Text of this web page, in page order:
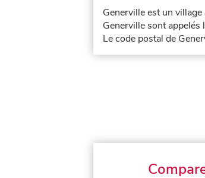
Generville est un
Generville sont
Le code postal de